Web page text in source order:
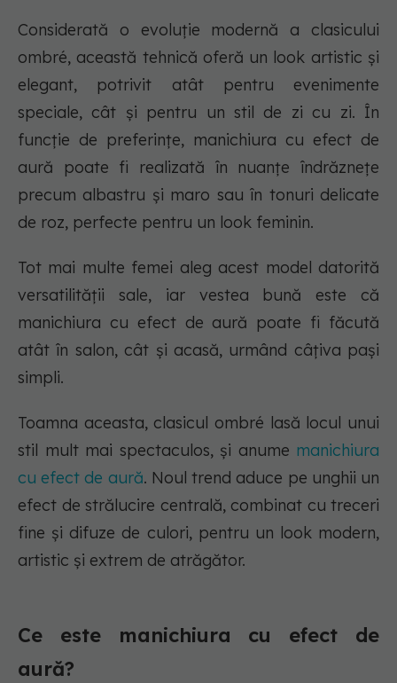
Considerată o evoluție modernă a clasicului
ombré, această tehnică oferă un look artistic și
elegant, potrivit atât pentru evenimente
speciale, cât și pentru un stil de zi cu zi. În
funcție de preferințe, manichiura cu efect de
aură poate fi realizată în nuanțe îndrăznețe
precum albastru și maro sau în tonuri delicate
de roz, perfecte pentru un look feminin.
Tot mai multe femei aleg acest model datorită
versatilității sale, iar vestea bună este că
manichiura cu efect de aură poate fi făcută
atât în salon, cât și acasă, urmând câțiva pași
simpli.
Toamna aceasta, clasicul ombré lasă locul unui
stil mult mai spectaculos, și anume manichiura
cu efect de aură. Noul trend aduce pe unghii un
efect de strălucire centrală, combinat cu treceri
fine și difuze de culori, pentru un look modern,
artistic și extrem de atrăgător.
Ce este manichiura cu efect de
aură?